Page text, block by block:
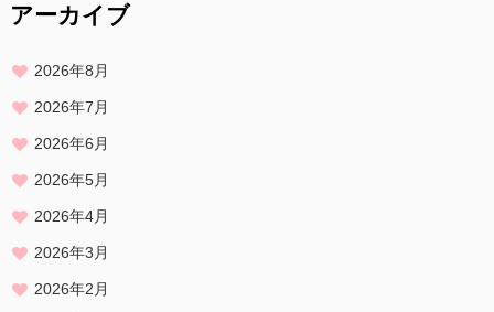
よう努めます。
アーカイブ
2026年8月
2026年7月
2026年6月
2026年5月
2026年4月
2026年3月
2026年2月